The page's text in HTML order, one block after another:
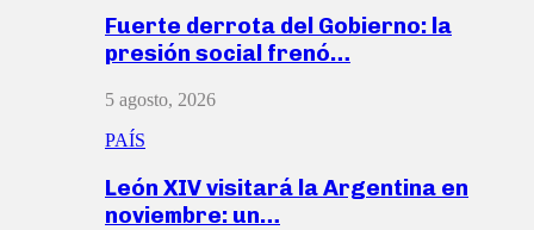
Fuerte derrota del Gobierno: la
presión social frenó…
5 agosto, 2026
PAÍS
León XIV visitará la Argentina en
noviembre: un…